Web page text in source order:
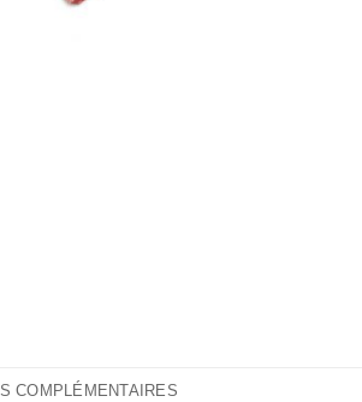
COMPLÉMENTAIRES